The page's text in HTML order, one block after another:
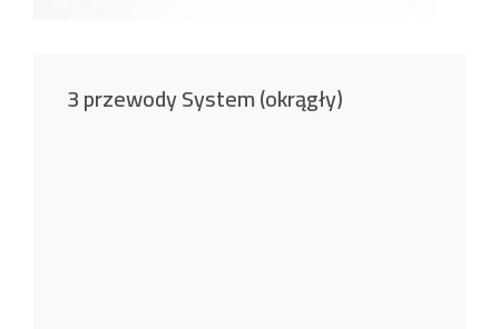
3 przewody System (okrągły)